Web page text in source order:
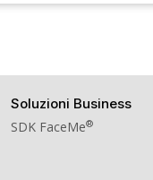
Soluzioni Business
SDK FaceMe®